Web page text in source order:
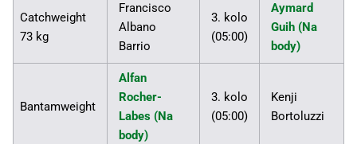
Catchweight
73 kg
Francisco
Albano
Barrio
3. kolo
(05:00)
Aymard
Guih (Na
body)
Bantamweight
Alfan
Rocher-
Labes (Na
body)
3. kolo
(05:00)
Kenji
Bortoluzzi